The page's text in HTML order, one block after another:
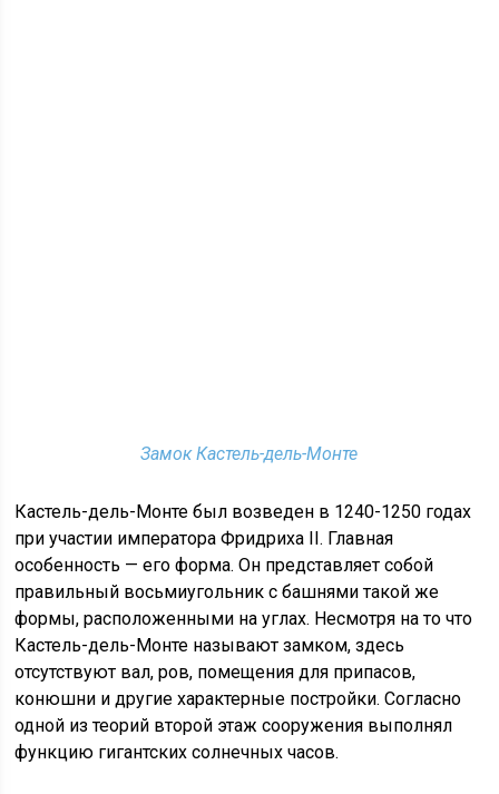
Замок Кастель-дель-Монте
Кастель-дель-Монте был возведен в 1240-1250 годах
при участии императора Фридриха II. Главная
особенность — его форма. Он представляет собой
правильный восьмиугольник с башнями такой же
формы, расположенными на углах. Несмотря на то что
Кастель-дель-Монте называют замком, здесь
отсутствуют вал, ров, помещения для припасов,
конюшни и другие характерные постройки. Согласно
одной из теорий второй этаж сооружения выполнял
функцию гигантских солнечных часов.